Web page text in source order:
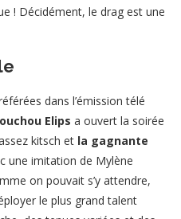
! Décidément, le drag est une
dans l’émission télé
Elips a ouvert la soirée
kitsch et la gagnante
une imitation de Mylène
on pouvait s’y attendre,
le plus grand talent